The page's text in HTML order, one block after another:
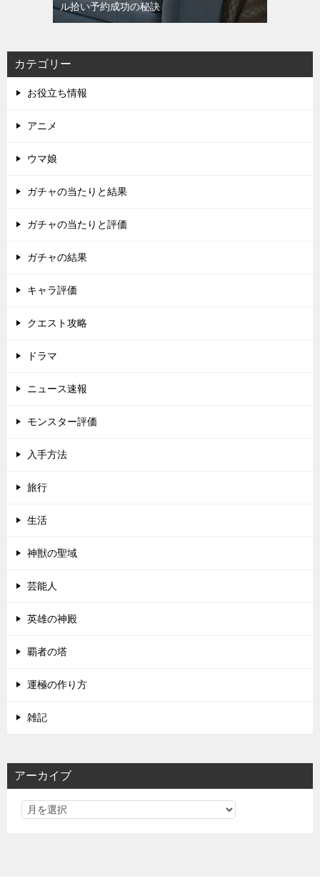
ル拾い予約成功の秘訣
カテゴリー
お役立ち情報
アニメ
ウマ娘
ガチャの当たりと結果
ガチャの当たりと評価
ガチャの結果
キャラ評価
クエスト攻略
ドラマ
ニュース速報
モンスター評価
入手方法
旅行
生活
神獣の聖域
芸能人
英雄の神殿
覇者の塔
運極の作り方
雑記
アーカイブ